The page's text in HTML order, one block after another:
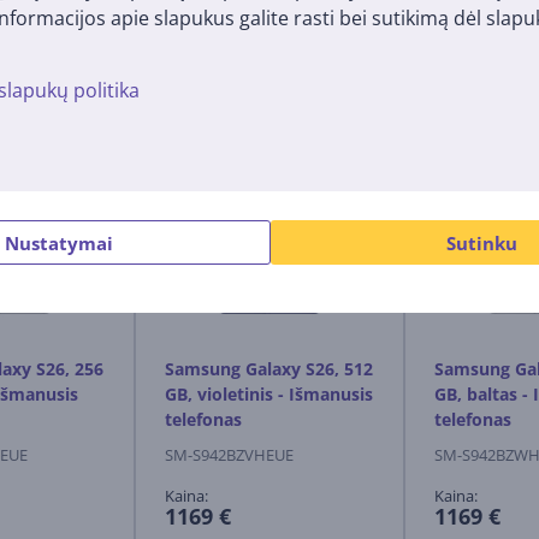
apie slapukus galite rasti bei sutikimą dėl
politika
Nustatymai Sutinku
S26, 256
Samsung Galaxy S26, 512
GB, violetinis - Išmanusis
telefonas
SM-S942BZVHEUE
Kaina:
1169 €
Samsung
GB, baltas -
telefonas
SM-
Kaina:
1169 €